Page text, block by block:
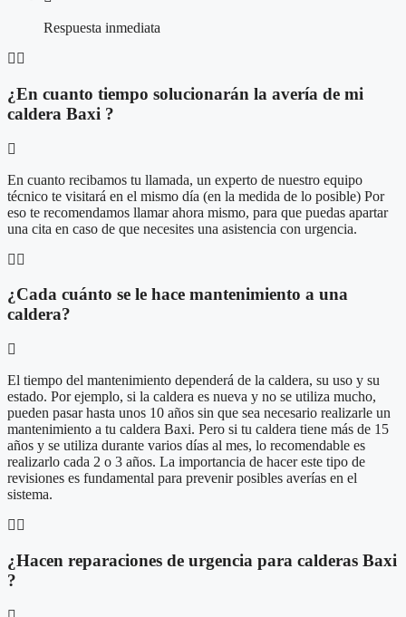
Respuesta inmediata
¿En cuanto tiempo solucionarán la avería de mi
caldera Baxi ?
En cuanto recibamos tu llamada, un experto de nuestro equipo
técnico te visitará en el mismo día (en la medida de lo posible) Por
eso te recomendamos llamar ahora mismo, para que puedas apartar
una cita en caso de que necesites una asistencia con urgencia.
¿Cada cuánto se le hace mantenimiento a una
caldera?
El tiempo del mantenimiento dependerá de la caldera, su uso y su
estado. Por ejemplo, si la caldera es nueva y no se utiliza mucho,
pueden pasar hasta unos 10 años sin que sea necesario realizarle un
mantenimiento a tu caldera Baxi. Pero si tu caldera tiene más de 15
años y se utiliza durante varios días al mes, lo recomendable es
realizarlo cada 2 o 3 años. La importancia de hacer este tipo de
revisiones es fundamental para prevenir posibles averías en el
sistema.
¿Hacen reparaciones de urgencia para calderas Baxi
?